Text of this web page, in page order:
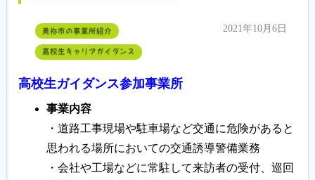
地域連携事業
求人情報検索
各種セミナー
履歴書ジェネレーター
美祢市の事業所紹介
高校生キャリアガイダンス
2021年10月6日
高校生ガイダンス参加事業所
事業内容
・道路工事現場や駐車場など交通に危険があると
思われる場所においての交通誘導警備業務
・会社や工場などに常駐して来訪者の受付、巡回